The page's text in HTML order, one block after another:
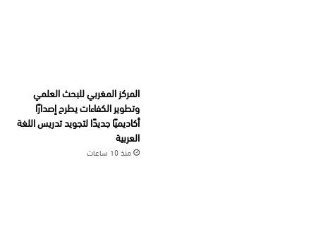
المركز المغربي للبحث العلمي
وتطوير الكفاءات يطرح إصدارًا
أكاديميًا جديدًا لتجويد تدريس اللغة
العربية
منذ 10 ساعات